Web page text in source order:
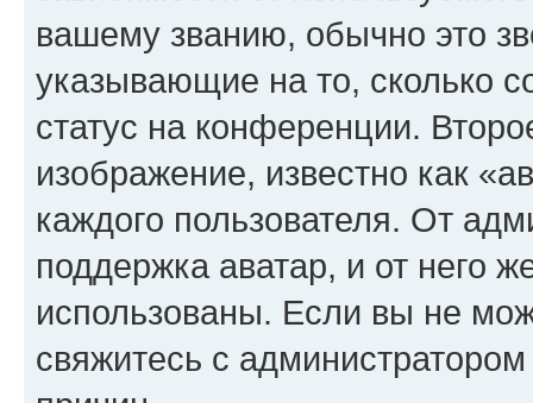
вашему званию, обычно это
указывающие на то, сколько
статус на конференции.
изображение, известно как
каждого пользователя. От
поддержка аватар, и от него
использованы. Если вы не
свяжитесь с